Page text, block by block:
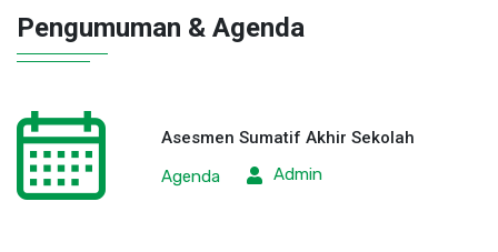
Pengumuman & Agenda
Asesmen Sumatif Akhir Sekolah
Agenda
Admin